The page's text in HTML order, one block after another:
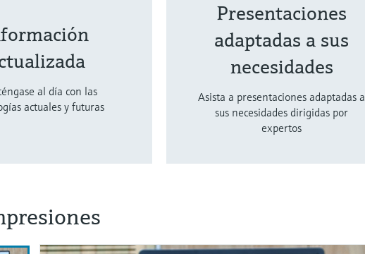
al día con las
actuales y futuras
Presentaciones
adaptadas a sus
necesidades
Asista a presentaciones adaptadas a
sus necesidades dirigidas por
expertos